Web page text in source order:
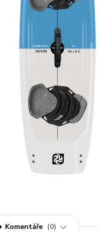
Komentáře 0